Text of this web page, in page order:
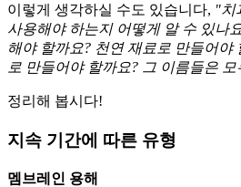
이렇게 생각하실 수도 있습니다, "치
사용해야 하는지 어떻게 알 수 있나
해야 할까요? 천연 재료로 만들어야
로 만들어야 할까요? 그 이름들은
정리해 봅시다!
지속 기간에 따른 유형
멤브레인 용해